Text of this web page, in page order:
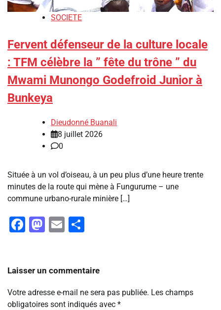
SOCIETE
Fervent défenseur de la culture locale
: TFM célèbre la ” fête du trône ” du
Mwami Munongo Godefroid Junior à
Bunkeya
Dieudonné Buanali
8 juillet 2026
0
Située à un vol d’oiseau, à un peu plus d’une heure trente
minutes de la route qui mène à Fungurume – une
commune urbano-rurale minière […]
Facebook
Mastodon
Email
Laisser un commentaire
Votre adresse e-mail ne sera pas publiée. Les champs
obligatoires sont indiqués avec *